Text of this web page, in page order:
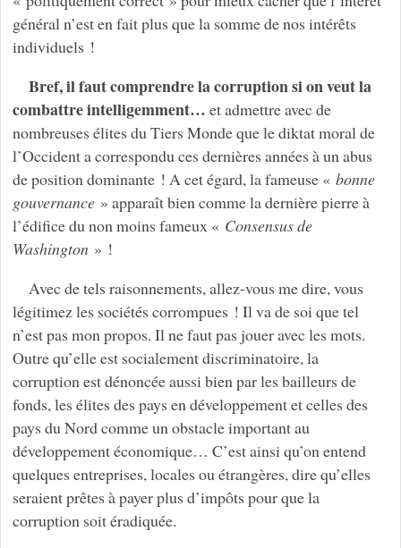
général n’est en fait plus que la somme de nos intérêts
individuels !
Bref, il faut comprendre la corruption si on veut la
combattre intelligemment… et admettre avec de
nombreuses élites du Tiers Monde que le diktat moral de
l’Occident a correspondu ces dernières années à un abus
de position dominante ! A cet égard, la fameuse « bonne
gouvernance» apparaît bien comme la dernière pierre à
l’édifice du non moins fameux « Consensus de
Washington» !
Avec de tels raisonnements, allez-vous me dire, vous
légitimez les sociétés corrompues ! Il va de soi que tel
n’est pas mon propos. Il ne faut pas jouer avec les mots.
Outre qu’elle est socialement discriminatoire, la
corruption est dénoncée aussi bien par les bailleurs de
fonds, les élites des pays en développement et celles des
pays du Nord comme un obstacle important au
développement économique… C’est ainsi qu’on entend
quelques entreprises, locales ou étrangères, dire qu’elles
seraient prêtes à payer plus d’impôts pour que la
corruption soit éradiquée.